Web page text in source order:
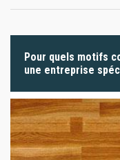
Pour quels motifs
une entreprise